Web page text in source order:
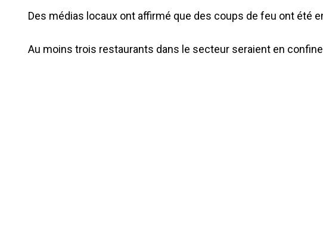
Des médias locaux ont affirmé que des coups de feu ont été
Au moins trois restaurants dans le secteur seraient en